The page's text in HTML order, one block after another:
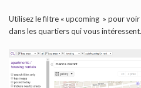
Utilisez le filtre « upcoming » pour
dans les quartiers qui vous intéressent.